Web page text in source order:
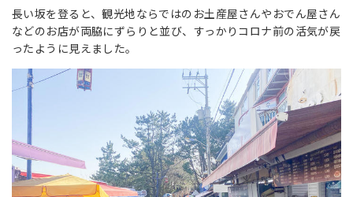
長い坂を登ると、観光地ならではのお土産屋さんやおでん屋さん
などのお店が両脇にずらりと並び、すっかりコロナ前の活気が戻
ったように見えました。